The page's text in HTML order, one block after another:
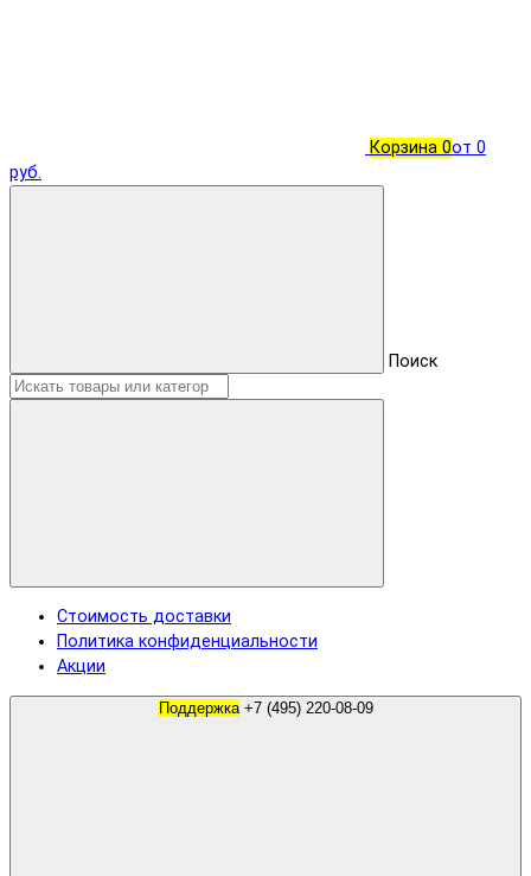
Корзина 0от 0
руб.
Поиск
Стоимость доставки
Политика конфиденциальности
Акции
Поддержка +7 (495) 220-08-09